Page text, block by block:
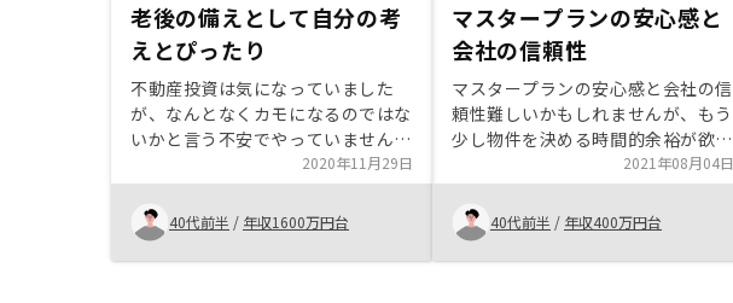
老後の備えとして自分の考
えとぴったり
不動産投資は気になっていました
が、なんとなくカモになるのではな
いかと言う不安でやっていませんで
した。でも、中古物件であればリス
クが少ないのかな？と考え出してい
たときに、インスタで中古物件に注
力しているリノシー を見つけて、
話を聞きました。私はサラリーマン
2020年11月29日
40代前半 / 年収1600万円台
マスタープランの安心感と
会社の信頼性
マスタープランの安心感と会社の信
頼性難しいかもしれませんが、もう
少し物件を決める時間的余裕が欲し
2021年08月04日
40代前半 / 年収400万円台